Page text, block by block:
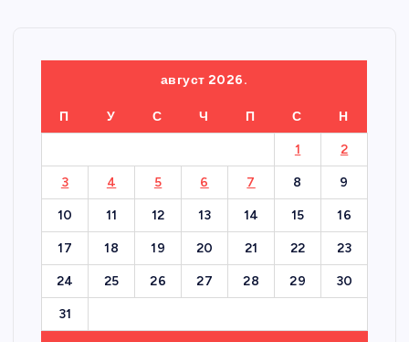
август 2026.
П У С Ч П С Н
1 2
3 4 5 6 7 8 9
10 11 12 13 14 15 16
17 18 19 20 21 22 23
24 25 26 27 28 29 30
31